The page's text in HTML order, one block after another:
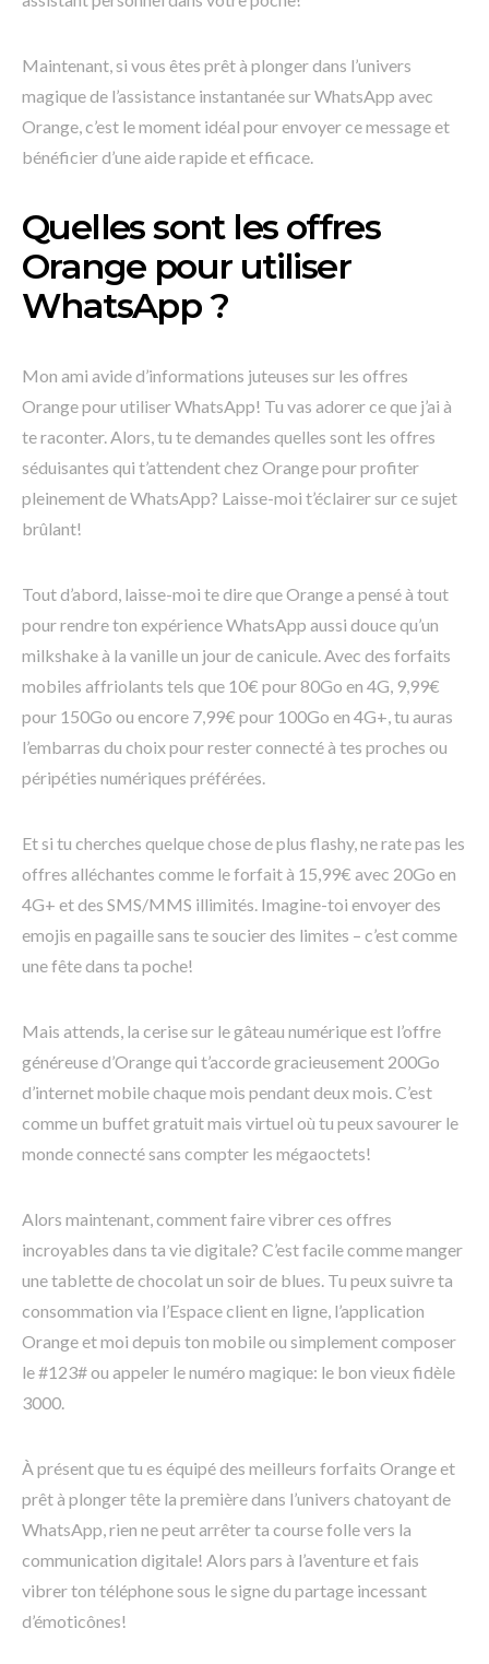
Maintenant, si vous êtes prêt à plonger dans l’univers
magique de l’assistance instantanée sur WhatsApp avec
Orange, c’est le moment idéal pour envoyer ce message et
bénéficier d’une aide rapide et efficace.
Quelles sont les offres
Orange pour utiliser
WhatsApp ?
Mon ami avide d’informations juteuses sur les offres
Orange pour utiliser WhatsApp! Tu vas adorer ce que j’ai à
te raconter. Alors, tu te demandes quelles sont les offres
séduisantes qui t’attendent chez Orange pour profiter
pleinement de WhatsApp? Laisse-moi t’éclairer sur ce sujet
brûlant!
Tout d’abord, laisse-moi te dire que Orange a pensé à tout
pour rendre ton expérience WhatsApp aussi douce qu’un
milkshake à la vanille un jour de canicule. Avec des forfaits
mobiles affriolants tels que 10€ pour 80Go en 4G, 9,99€
pour 150Go ou encore 7,99€ pour 100Go en 4G+, tu auras
l’embarras du choix pour rester connecté à tes proches ou
péripéties numériques préférées.
Et si tu cherches quelque chose de plus flashy, ne rate pas les
offres alléchantes comme le forfait à 15,99€ avec 20Go en
4G+ et des SMS/MMS illimités. Imagine-toi envoyer des
emojis en pagaille sans te soucier des limites – c’est comme
une fête dans ta poche!
Mais attends, la cerise sur le gâteau numérique est l’offre
généreuse d’Orange qui t’accorde gracieusement 200Go
d’internet mobile chaque mois pendant deux mois. C’est
comme un buffet gratuit mais virtuel où tu peux savourer le
monde connecté sans compter les mégaoctets!
Alors maintenant, comment faire vibrer ces offres
incroyables dans ta vie digitale? C’est facile comme manger
une tablette de chocolat un soir de blues. Tu peux suivre ta
consommation via l’Espace client en ligne, l’application
Orange et moi depuis ton mobile ou simplement composer
le #123# ou appeler le numéro magique: le bon vieux fidèle
3000.
À présent que tu es équipé des meilleurs forfaits Orange et
prêt à plonger tête la première dans l’univers chatoyant de
WhatsApp, rien ne peut arrêter ta course folle vers la
communication digitale! Alors pars à l’aventure et fais
vibrer ton téléphone sous le signe du partage incessant
d’émoticônes!